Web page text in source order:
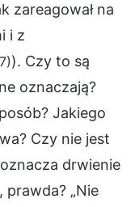
zareagował na
i z
). Czy to są
oznaczają?
Jakiego
Czy nie jest
drwienie
prawda? „Nie